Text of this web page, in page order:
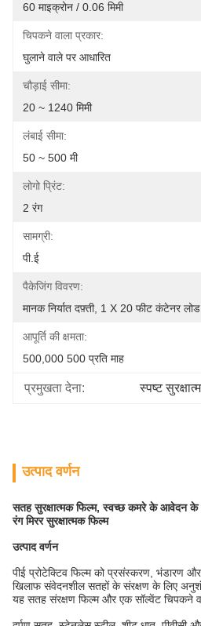
60 माइक्रोन / 0.06 मिमी
चिपकने वाला प्रकार:
घुलाने वाले पर आधारित
चौड़ाई सीमा:
20 ~ 1240 मिमी
लंबाई सीमा:
50 ~ 500 मी
लोगो प्रिंट:
2 रंग
सामग्री:
पी.ई
पैकेजिंग विवरण:
मानक निर्यात दफ़्ती, 1 X 20 फीट कंटेनर
आपूर्ति की क्षमता:
500,000 500 प्रति माह
प्रमुखता देना: स्पष्ट
उत्पाद वर्णन
सतह सुरक्षात्मक फिल्म, स्वच्छ कमरे के आवेदन के
रंग मिरर सुरक्षात्मक फिल्म
उत्पाद वर्णन
पीई प्रोटेक्टिव फिल्म को प्रसंस्करण, भंडारण
खिलाफ संवेदनशील सतहों के संरक्षण के लिए
यह सतह संरक्षण फिल्म और एक सॉल्वेंट चिपकने